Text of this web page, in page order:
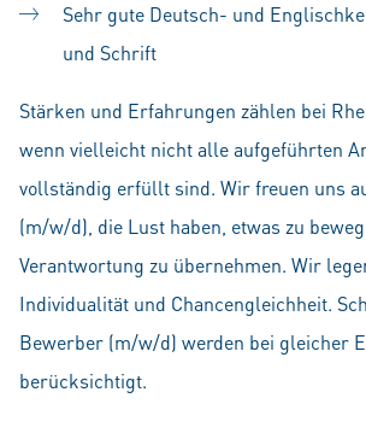
Sehr gute Deutsch- und
und Schrift
Stärken und Erfahrungen zählen bei
wenn vielleicht nicht alle aufgeführten
vollständig erfüllt sind. Wir freuen uns
(m/w/d), die Lust haben, etwas zu
Verantwortung zu übernehmen. Wir
Individualität und Chancengleichheit.
Bewerber (m/w/d) werden bei gleicher
berücksichtigt.